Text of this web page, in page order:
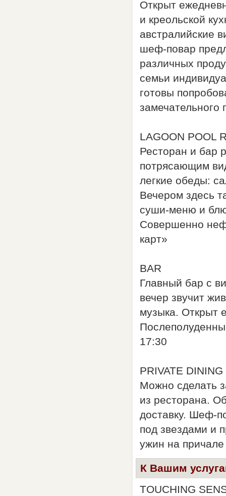
Открыт
и креольской
австралийские
шеф-повар
различных
семьи
готовы
замечательного
LAGOON POOL
Ресторан и бар
потрясающим
легкие обеды:
Вечером здесь
суши-меню и
Совершенно
карт»
BAR
Главный бар с
вечер звучит
музыка. Открыт
17:30
PRIVATE DINING
Можно сделать
из ресторана.
доставку. Шеф-
под звездами и
ужин на
К Вашим
TOUCHING